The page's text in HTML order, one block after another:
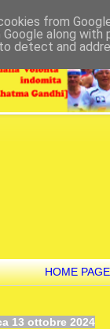
HOME PAGE
13 ottobre 2024
from
Google along
detect and